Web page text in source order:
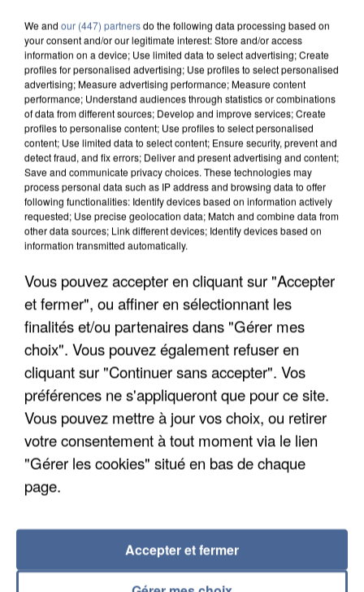
APRÈS TOUTES CES CANICULES, LES REFUGES
DE FAUNE SAUVAGE SONT...
We and our (447) partnersdo the following data processing based on
your consent and/or our legitimate interest: Store and/or access
information on a device; Use limited data to select advertising; Create
profiles for personalised advertising; Use profiles to select personalised
advertising; Measure advertising performance; Measure content
performance; Understand audiences through statistics or combinations
of data from different sources; Develop and improve services; Create
profiles to personalise content; Use profiles to select personalised
content; Use limited data to select content; Ensure security, prevent and
detect fraud, and fix errors; Deliver and present advertising and content;
Save and communicate privacy choices. These technologies may
process personal data such as IP address and browsing data to offer
following functionalities: Identify devices based on information actively
requested; Use precise geolocation data; Match and combine data from
other data sources; Link different devices; Identify devices based on
information transmitted automatically.
Vous pouvez accepter en cliquant sur "Accepter
et fermer", ou affiner en sélectionnant les
finalités et/ou partenaires dans "Gérer mes
choix". Vous pouvez également refuser en
cliquant sur "Continuer sans accepter". Vos
préférences ne s'appliqueront que pour ce site.
Vous pouvez mettre à jour vos choix, ou retirer
votre consentement à tout moment via le lien
"Gérer les cookies" situé en bas de chaque
page.
Accepter et fermer